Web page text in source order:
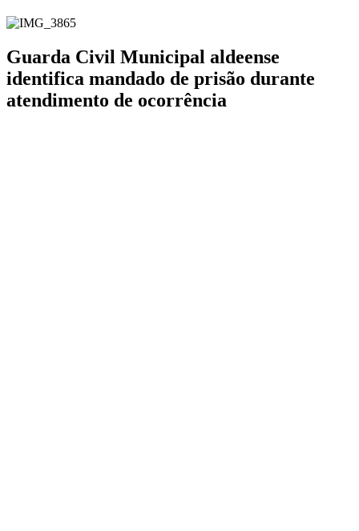
Guarda Civil Municipal aldeense
identifica mandado de prisão durante
atendimento de ocorrência